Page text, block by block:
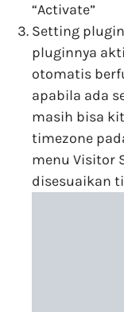
“Activate”
Setting
pluginnya
otomatis
apabila ada
masih bisa
timezone
menu Visitor
disesuaikan